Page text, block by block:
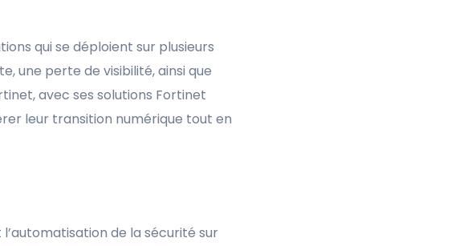
qui se déploient sur plusieurs
une perte de visibilité, ainsi que
avec ses solutions Fortinet
leur transition numérique tout en
de la sécurité sur